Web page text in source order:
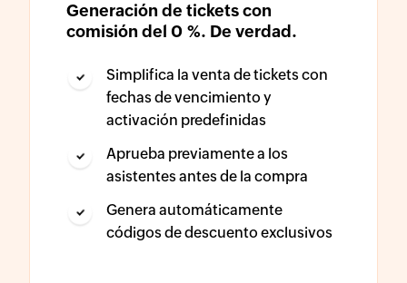
Generación de tickets con
comisión del 0 %. De verdad.
Simplifica la venta de tickets con
fechas de vencimiento y
activación predefinidas
Aprueba previamente a los
asistentes antes de la compra
Genera automáticamente
códigos de descuento exclusivos